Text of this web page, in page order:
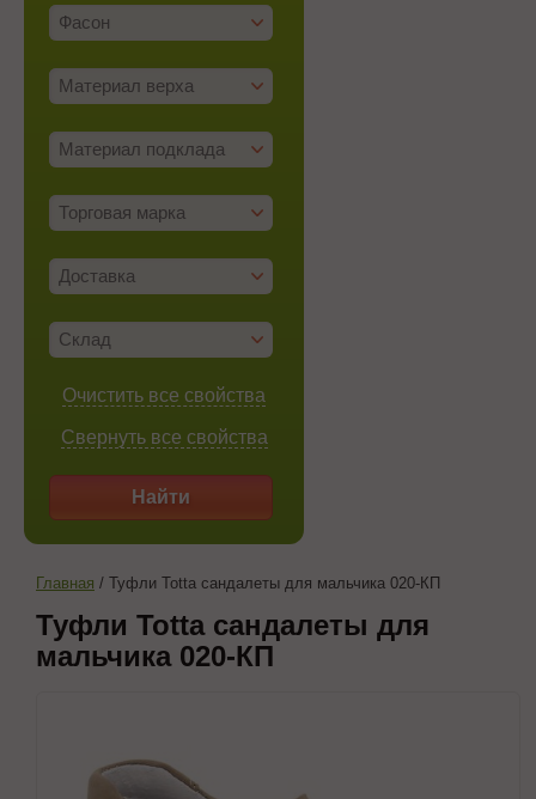
Фасон
Материал верха
Материал подклада
Торговая марка
Доставка
Склад
Очистить все свойства
Свернуть все свойства
Найти
Главная / Туфли Totta сандалеты для мальчика 020-КП
Туфли Totta сандалеты для
мальчика 020-КП